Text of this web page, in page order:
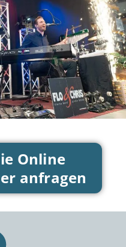
Online
anfragen